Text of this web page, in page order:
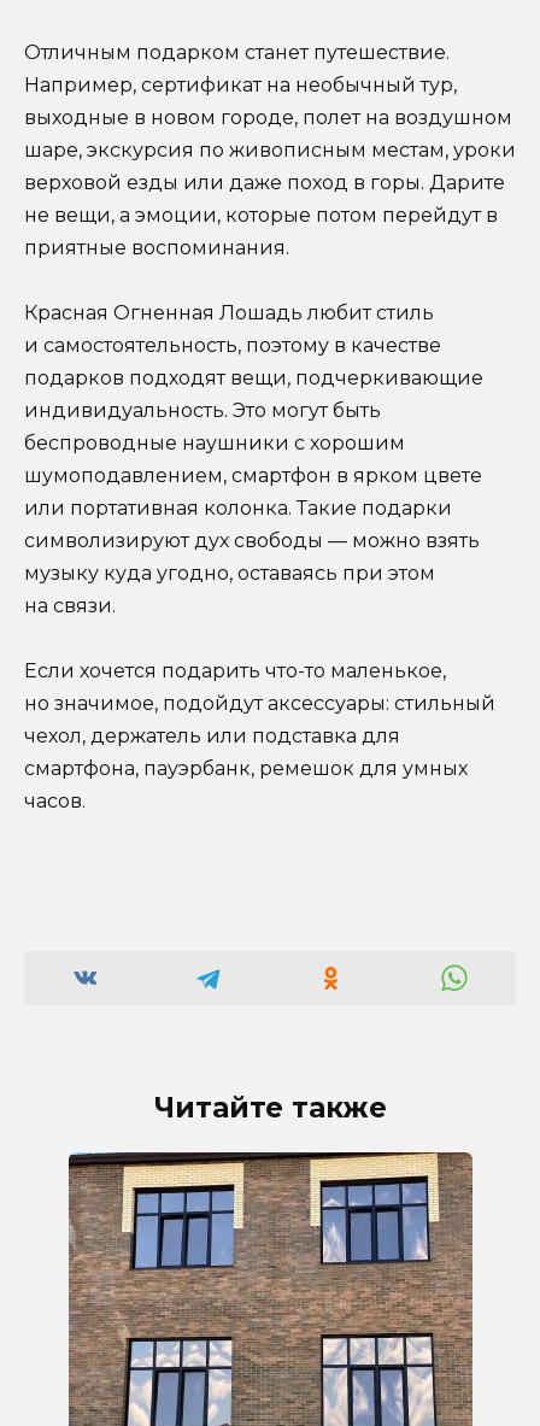
Отличным подарком станет путешествие.
Например, сертификат на необычный тур,
выходные в новом городе, полет на воздушном
шаре, экскурсия по живописным местам, уроки
верховой езды или даже поход в горы. Дарите
не вещи, а эмоции, которые потом перейдут в
приятные воспоминания.
Красная Огненная Лошадь любит стиль
и самостоятельность, поэтому в качестве
подарков подходят вещи, подчеркивающие
индивидуальность. Это могут быть
беспроводные наушники с хорошим
шумоподавлением, смартфон в ярком цвете
или портативная колонка. Такие подарки
символизируют дух свободы — можно взять
музыку куда угодно, оставаясь при этом
на связи.
Если хочется подарить что-то маленькое,
но значимое, подойдут аксессуары: стильный
чехол, держатель или подставка для
смартфона, пауэрбанк, ремешок для умных
часов.
Читайте также